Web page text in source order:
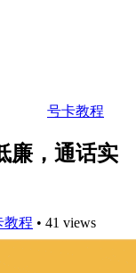
号卡教程
廉，通话实
教程 • 41 views